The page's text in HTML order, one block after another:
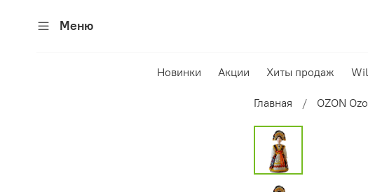
Меню
Новинки Акции Хиты продаж
Главная OZON